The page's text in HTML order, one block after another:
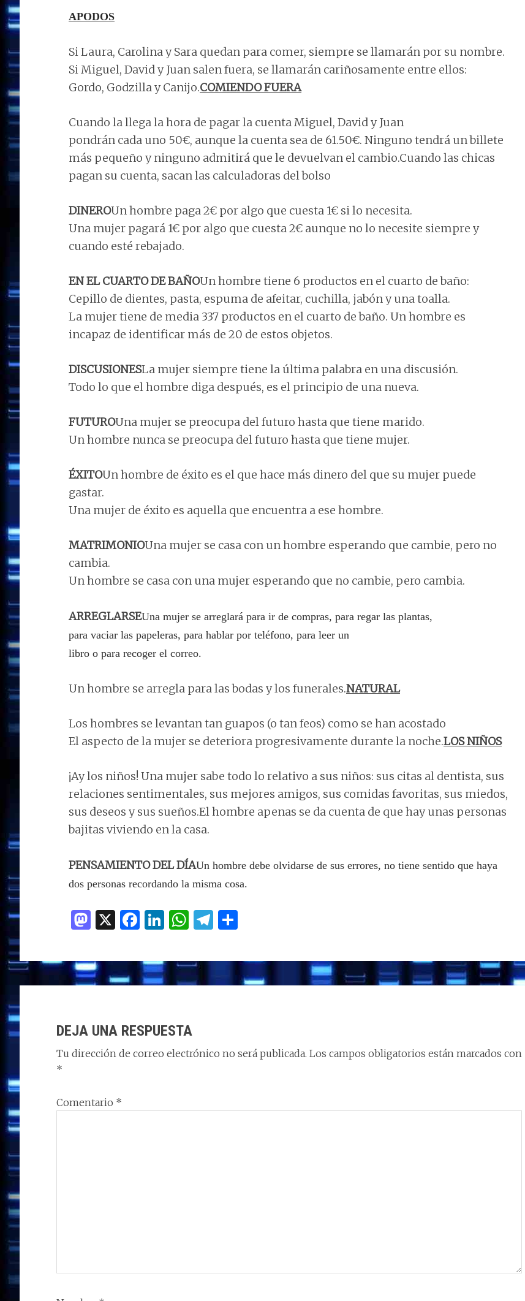
APODOS
Si Laura, Carolina y Sara quedan para comer, siempre se llamarán por su nombre.
Si Miguel, David y Juan salen fuera, se llamarán cariñosamente entre ellos:
Gordo, Godzilla y Canijo.COMIENDO FUERA
Cuando la llega la hora de pagar la cuenta Miguel, David y Juan
pondrán cada uno 50€, aunque la cuenta sea de 61.50€. Ninguno tendrá un billete
más pequeño y ninguno admitirá que le devuelvan el cambio.Cuando las chicas
pagan su cuenta, sacan las calculadoras del bolso
DINEROUn hombre paga 2€ por algo que cuesta 1€ si lo necesita.
Una mujer pagará 1€ por algo que cuesta 2€ aunque no lo necesite siempre y
cuando esté rebajado.
EN EL CUARTO DE BAÑOUn hombre tiene 6 productos en el cuarto de baño:
Cepillo de dientes, pasta, espuma de afeitar, cuchilla, jabón y una toalla.
La mujer tiene de media 337 productos en el cuarto de baño. Un hombre es
incapaz de identificar más de 20 de estos objetos.
DISCUSIONESLa mujer siempre tiene la última palabra en una discusión.
Todo lo que el hombre diga después, es el principio de una nueva.
FUTUROUna mujer se preocupa del futuro hasta que tiene marido.
Un hombre nunca se preocupa del futuro hasta que tiene mujer.
ÉXITOUn hombre de éxito es el que hace más dinero del que su mujer puede
gastar.
Una mujer de éxito es aquella que encuentra a ese hombre.
MATRIMONIOUna mujer se casa con un hombre esperando que cambie, pero no
cambia.
Un hombre se casa con una mujer esperando que no cambie, pero cambia.
ARREGLARSEUna mujer se arreglará para ir de compras, para regar las plantas,
para vaciar las papeleras, para hablar por teléfono, para leer un
libro o para recoger el correo.
Un hombre se arregla para las bodas y los funerales.NATURAL
Los hombres se levantan tan guapos (o tan feos) como se han acostado
El aspecto de la mujer se deteriora progresivamente durante la noche.LOS NIÑOS
¡Ay los niños! Una mujer sabe todo lo relativo a sus niños: sus citas al dentista, sus
relaciones sentimentales, sus mejores amigos, sus comidas favoritas, sus miedos,
sus deseos y sus sueños.El hombre apenas se da cuenta de que hay unas personas
bajitas viviendo en la casa.
PENSAMIENTO DEL DÍAUn hombre debe olvidarse de sus errores, no tiene sentido que haya
dos personas recordando la misma cosa.
M
to
d
X F
ce
b
k
Li
k
e
W
at
s
p
T
e
g
m
p
CON
LOS
LECTORES
DEJA UNA RESPUESTA
Tu dirección de correo electrónico no será publicada. Los campos obligatorios están marcados con
*
Comentario *